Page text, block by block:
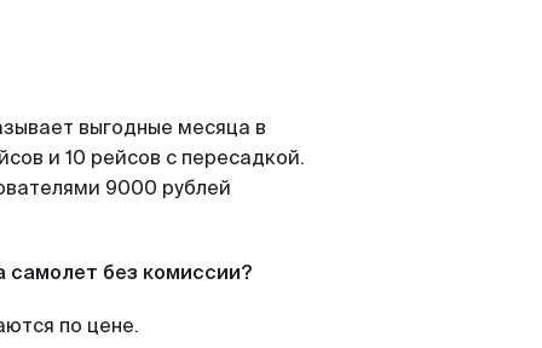
выгодные месяца в
и 10 рейсов с пересадкой.
9000 рублей
самолет без комиссии?
по цене.